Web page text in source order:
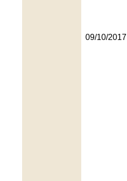
09/10/2017